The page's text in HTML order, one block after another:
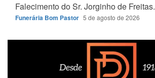
Falecimento do Sr. Jorginho de Freitas.
Funerária Bom Pastor 5 de agosto de 2026